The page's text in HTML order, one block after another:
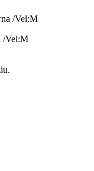
/Vel:M